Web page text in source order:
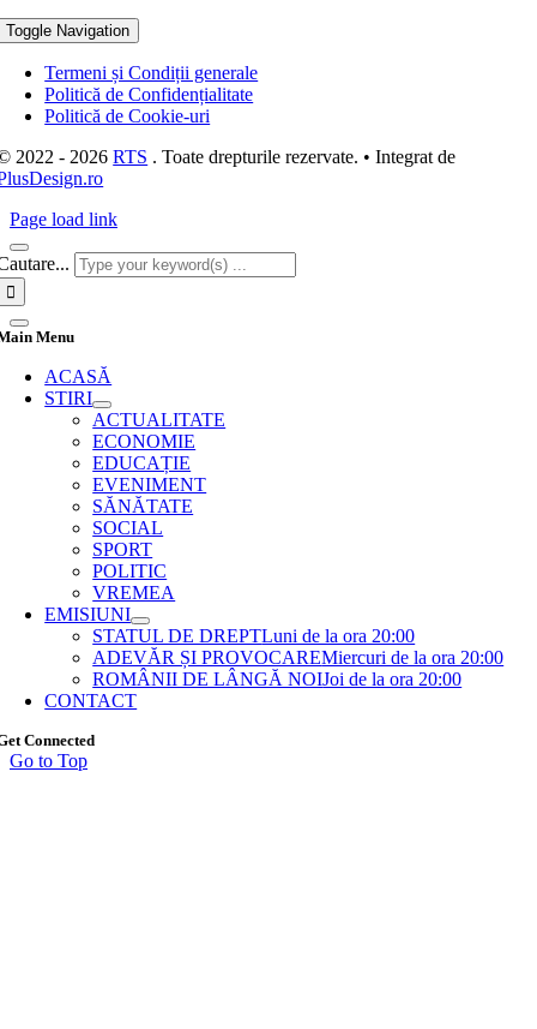
Toggle Navigation
Termeni și Condiții generale
Politică de Confidențialitate
Politică de Cookie-uri
2022 - 2026RTS . Toate drepturile rezervate. • Integrat de
Page load link
Menu
ACASĂ
STIRI
ACTUALITATE
ECONOMIE
EDUCAȚIE
EVENIMENT
SĂNĂTATE
SOCIAL
SPORT
POLITIC
VREMEA
EMISIUNI
STATUL DE DREPTLuni de la ora 20:00
ADEVĂR ȘI PROVOCAREMiercuri de la ora 20:00
ROMÂNII DE LÂNGĂ NOIJoi de la ora 20:00
CONTACT
Connected
Go to Top